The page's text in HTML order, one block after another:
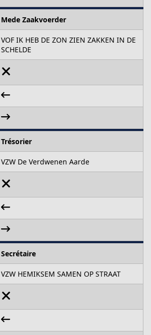
Mede Zaakvoerder
VOF IK HEB DE ZON ZIEN ZAKKEN IN DE
SCHELDE
Trésorier
VZW De Verdwenen Aarde
Secrétaire
VZW HEMIKSEM SAMEN OP STRAAT